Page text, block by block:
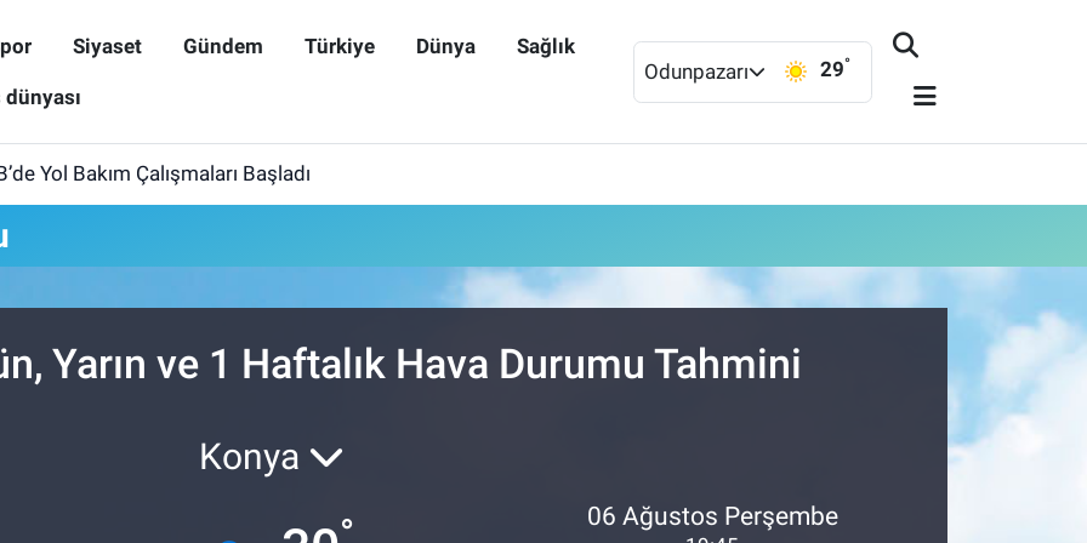
Siyaset Gündem Türkiye Dünya Sağlık
Odunpazarı 29°
Yol Bakım Çalışmaları Başladı
Yarın ve 1 Haftalık Hava Durumu Tahmini
Konya
° 06 Ağustos Perşembe